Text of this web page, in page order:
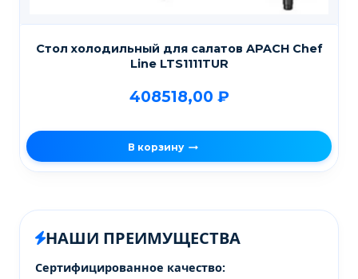
Стол холодильный для салатов APACH Chef
Line LTS1111TUR
408518,00 ₽
В корзину
НАШИ ПРЕИМУЩЕСТВА
Сертифицированное качество: